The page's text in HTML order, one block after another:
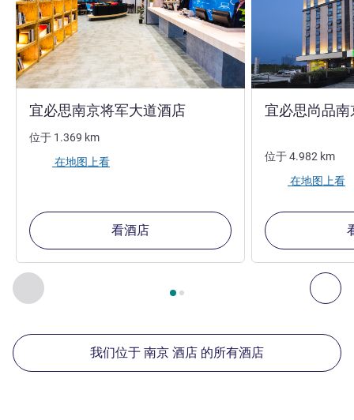
上一个 - 我们在附近的其他酒店 下
第 1页，共 , 我们在附近的其他酒店 1 :, 我们在附近的
宜必思南京将军大道酒店
位于 1.369 km
在地图上看
看酒店
宜必思尚品
位于4.982 km
在地图上看
我们位于 南京 酒店 的所有酒店